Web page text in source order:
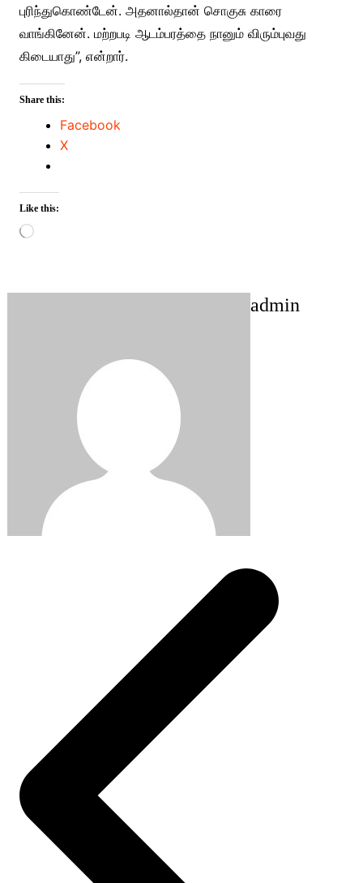
புரிந்துகொண்டேன். அதனால்தான் சொகுசு காரை
வாங்கினேன். மற்றபடி ஆடம்பரத்தை நானும் விரும்புவது
கிடையாது”, என்றார்.
Share this:
Facebook
X
Like this:
Loading…
admin